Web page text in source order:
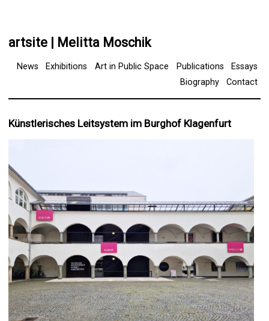
artsite | Melitta Moschik
News Exhibitions Art in Public Space Publications
Essays
Biography
Contact
Künstlerisches Leitsystem im Burghof Klagenfurt